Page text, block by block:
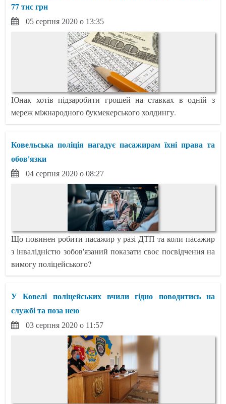
77 тис грн
05 серпня 2020 о 13:35
Юнак хотів підзаробити грошей на ставках в одній з
мереж міжнародного букмекерського холдингу.
Ковельська поліція нагадує пасажирам їхні права та
обов'язки
04 серпня 2020 о 08:27
Що повинен робити пасажир у разі ДТП та коли пасажир
з інвалідністю зобов'язаний показати своє посвідчення на
вимогу поліцейського?
У Ковелі поліцейських вчили гідно поводитись на
службі та поза нею
03 серпня 2020 о 11:57